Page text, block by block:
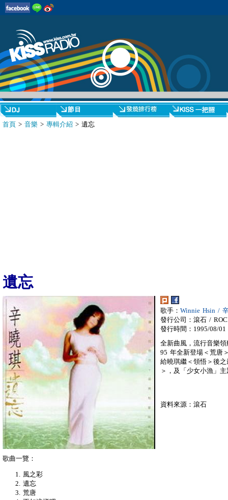
首頁 > 音樂 > 專輯介紹 > 遺忘
遺忘
歌手： Winnie Hsin /
發行公司：滾石 /
發行時間：1995/08/01
全新曲風，流行音樂
95 年全新登場＜荒唐
給曉琪繼＜領悟＞後
＞，及「少女小漁」
資料來源：滾石
歌曲一覽：
風之彩
遺忘
荒唐